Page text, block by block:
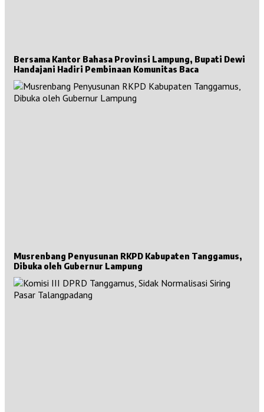
Bersama Kantor Bahasa Provinsi Lampung, Bupati Dewi
Handajani Hadiri Pembinaan Komunitas Baca
Musrenbang Penyusunan RKPD Kabupaten Tanggamus,
Dibuka oleh Gubernur Lampung